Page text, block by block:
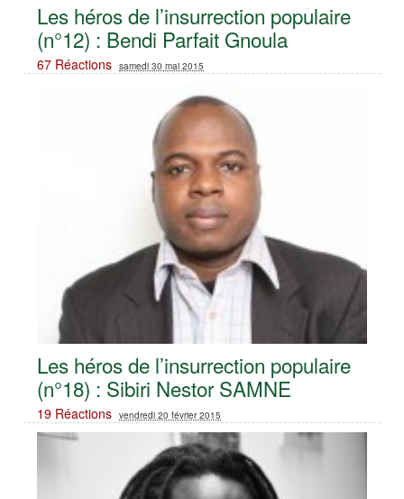
Les héros de l’insurrection populaire
(n°12) : Bendi Parfait Gnoula
67 Réactions samedi 30 mai 2015
Les héros de l’insurrection populaire
(n°18) : Sibiri Nestor SAMNE
19 Réactions vendredi 20 février 2015